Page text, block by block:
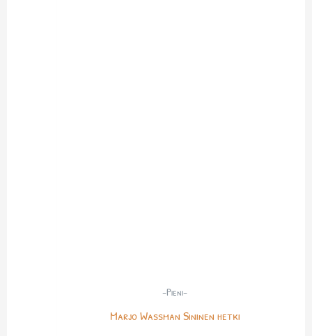
-Pieni-
Marjo Wassman Sininen hetki